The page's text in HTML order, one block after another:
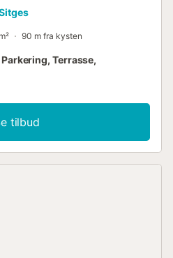
90 m fra kysten
Terrasse,
tilbud